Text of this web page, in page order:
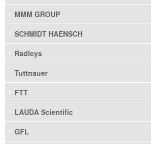
MMM GROUP
SCHMIDT HAENSCH
Radleys
Tuttnauer
FTT
LAUDA Scientific
GFL